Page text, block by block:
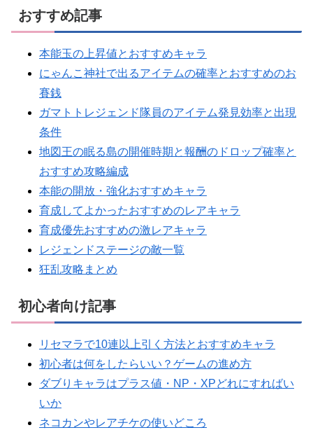
おすすめ記事
本能玉の上昇値とおすすめキャラ
にゃんこ神社で出るアイテムの確率とおすすめのお
賽銭
ガマトトレジェンド隊員のアイテム発見効率と出現
条件
地図王の眠る島の開催時期と報酬のドロップ確率と
おすすめ攻略編成
本能の開放・強化おすすめキャラ
育成してよかったおすすめのレアキャラ
育成優先おすすめの激レアキャラ
レジェンドステージの敵一覧
狂乱攻略まとめ
初心者向け記事
リセマラで10連以上引く方法とおすすめキャラ
初心者は何をしたらいい？ゲームの進め方
ダブりキャラはプラス値・NP・XPどれにすればい
いか
ネコカンやレアチケの使いどころ